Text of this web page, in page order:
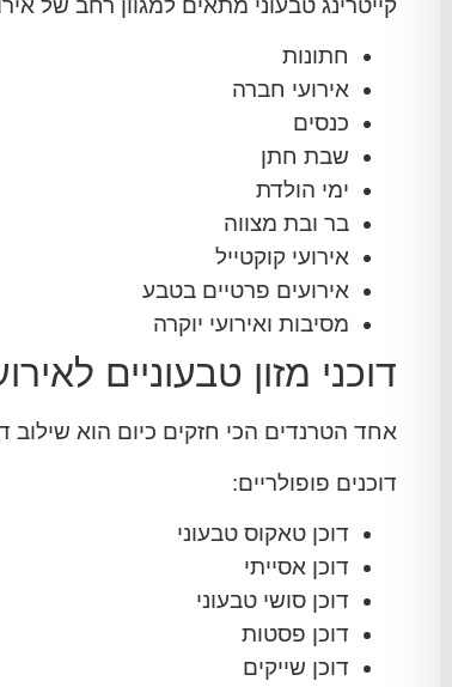
קייטרינג טבעוני מתאים למגוון רחב של
חתונות
אירועי חברה
כנסים
שבת חתן
ימי הולדת
בר ובת מצווה
אירועי קוקטייל
אירועים פרטיים בטבע
מסיבות ואירועי יוקרה
דוכני מזון טבעוניים
אחד הטרנדים הכי חזקים כיום הוא שילוב
דוכנים פופולריים:
דוכן טאקוס טבעוני
דוכן אסייתי
דוכן סושי טבעוני
דוכן פסטות
דוכן שייקים